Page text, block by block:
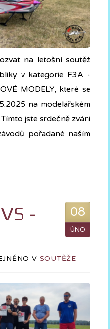
na letošní soutěž
v kategorie F3A -
MODELY, které se
na modelářském
jste srdečně zváni
pořádané naším
08
ÚNO
-
V SOUTĚŽE